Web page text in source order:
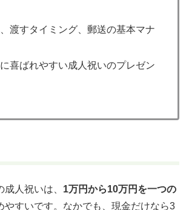
渡すタイミング、郵送の基本マナ
喜ばれやすい成人祝いのプレゼン
人祝いは、 1万円から10万円を一つの
やすいです。なかでも、現金だけなら3